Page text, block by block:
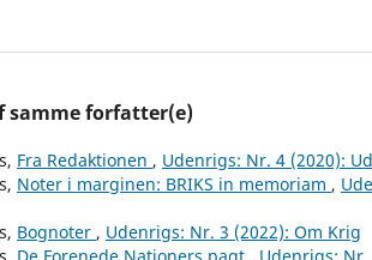
forfatter(e)
Fra Redaktionen , Udenrigs: Nr. 4 (2020):
Noter i marginen: BRIKS in memoriam ,
Bognoter , Udenrigs: Nr. 3 (2022): Om Krig